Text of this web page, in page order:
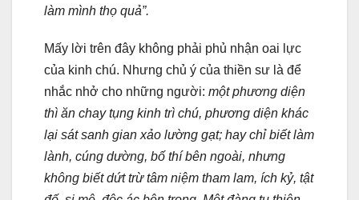
làm mình thọ quả”.
Mấy lời trên đây không phải phủ nhận oai lực
của kinh chú. Nhưng chủ ý của thiền sư là để
nhắc nhở cho những người: một phương diện
thì ăn chay tụng kinh trì chú, phương diện khác
lại sát sanh gian xảo lường gạt; hay chỉ biết làm
lành, cúng dường, bố thí bên ngoài, nhưng
không biết dứt trừ tâm niệm tham lam, ích kỷ, tật